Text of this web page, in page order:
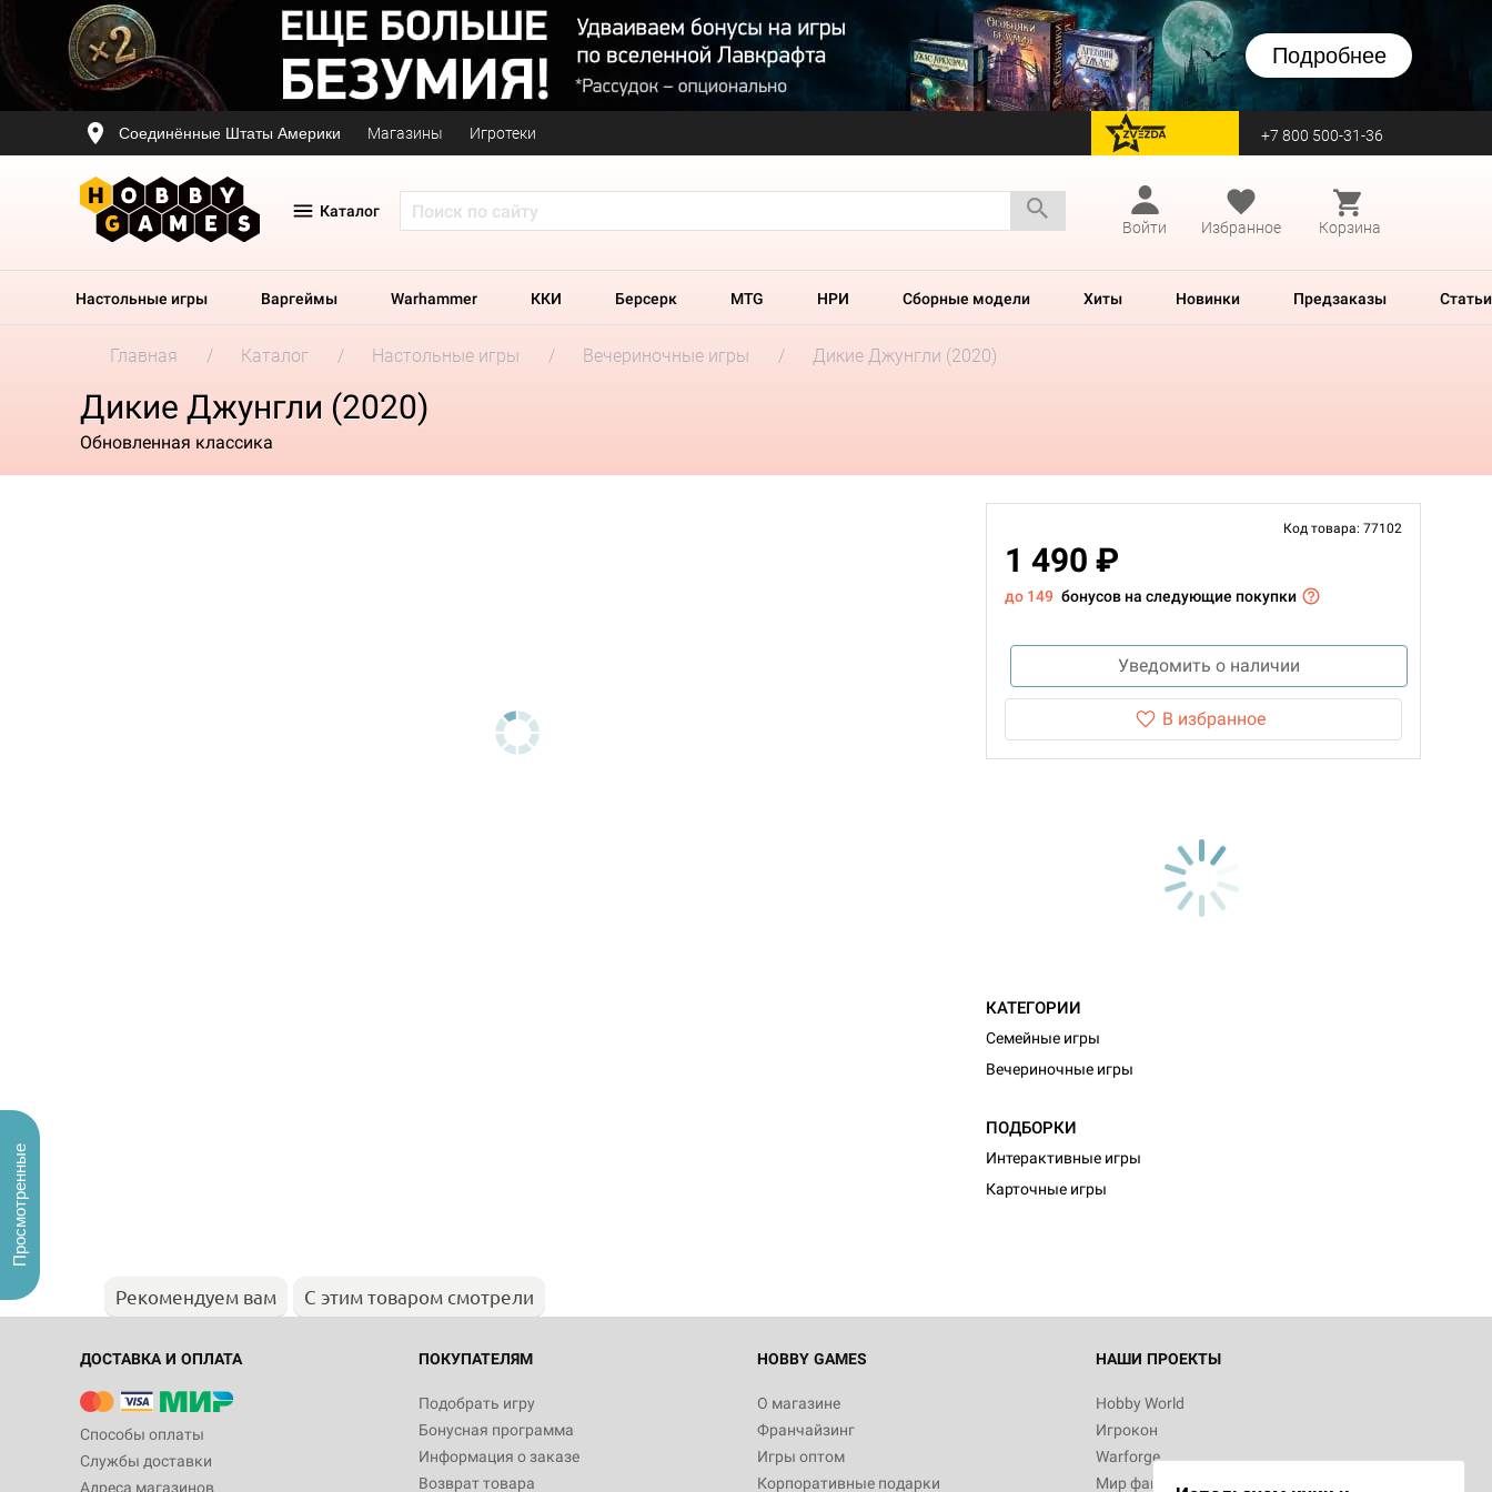
Подробнее
Соединённые Штаты Америки Магазины Игротеки перейти на Zvezda +7 800 500-31-36
Каталог
Войти
Избранное Корзина
Настольные игры Варгеймы Warhammer ККИ Берсерк MTG НРИ Сборные модели Хиты Новинки Предзаказы Статьи
Главная Каталог Настольные игры Вечериночные игры Дикие Джунгли (2020)
Дикие Джунгли (2020)
Обновленная классика
Код товара: 77102
1 490 ₽
до 149 бонусов на следующие покупки
Уведомить о наличии
В избранное
КАТЕГОРИИ
Семейные игры
Вечериночные игры
ПОДБОРКИ
Интерактивные игры
Карточные игры
Рекомендуем вам С этим товаром смотрели
ДОСТАВКА И ОПЛАТА
Способы оплаты
Службы доставки
Адреса магазинов
ПОКУПАТЕЛЯМ
Подобрать игру
Бонусная программа
Информация о заказе
Возврат товара
HOBBY GAMES
О магазине
Франчайзинг
Игры оптом
Корпоративные подарки
НАШИ ПРОЕКТЫ
Hobby World
Игрокон
Warforge
Мир фантастики
Просмотренные
Настольная игра Hobby World Монстры
Белая смерть
12 990
Настольная игра Hobby World Берсерк.